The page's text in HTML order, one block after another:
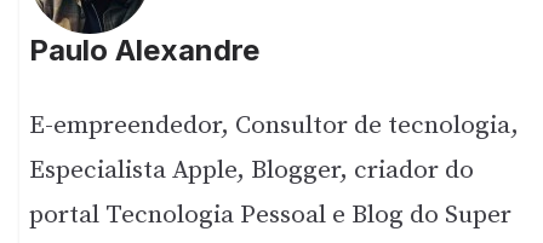
Paulo Alexandre
E-empreendedor, Consultor de tecnologia,
Especialista Apple, Blogger, criador do
portal Tecnologia Pessoal e Blog do Super